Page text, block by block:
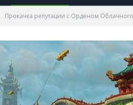
Прокачка репутации с Орденом